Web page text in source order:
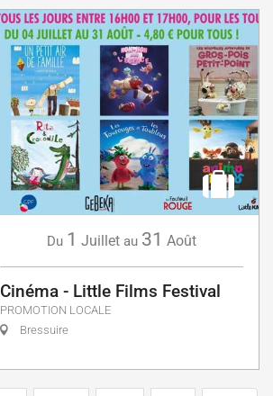
Du 1 Juillet au 31 Août
Cinéma - Little Films Festival
PROMOTION LOCALE
Bressuire